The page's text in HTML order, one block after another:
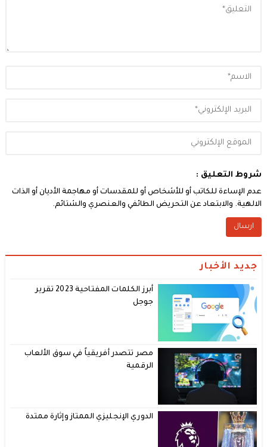
شروط التعليق :
عدم الإساءة للكاتب أو للأشخاص أو للمقدسات أو مهاجمة الأديان أو الذات
الالهية. والابتعاد عن التحريض الطائفي والعنصري والشتائم.
جديد الأخبار
أبرز الكلمات المفتاحية 2023 تقرير
جوجل
مصر تتصدر أفريقياً في سوق الألعاب
الرقمية
الدوري الإنجليزي الممتاز وإثارة ممتدة